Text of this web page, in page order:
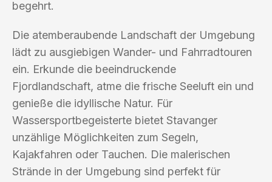
begehrt.
Die atemberaubende Landschaft der Umgebung
lädt zu ausgiebigen Wander- und Fahrradtouren
ein. Erkunde die beeindruckende
Fjordlandschaft, atme die frische Seeluft ein und
genieße die idyllische Natur. Für
Wassersportbegeisterte bietet Stavanger
unzählige Möglichkeiten zum Segeln,
Kajakfahren oder Tauchen. Die malerischen
Strände in der Umgebung sind perfekt für